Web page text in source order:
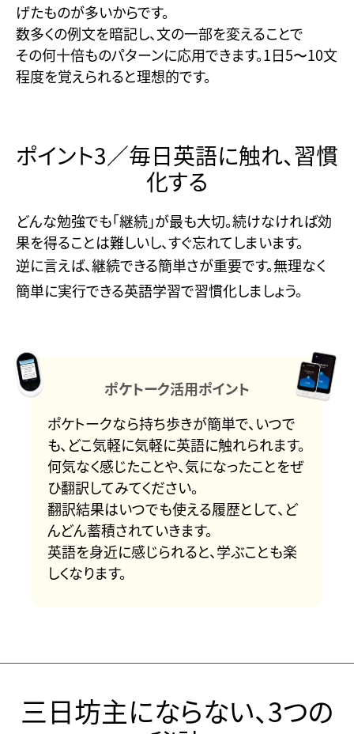
げたものが多いからです。
数多くの例文を暗記し、文の一部を変えることで
その何十倍ものパターンに応用できます。1日5〜10文
程度を覚えられると理想的です。
ポイント3／毎日英語に触れ、習慣
化する
どんな勉強でも「継続」が最も大切。続けなければ効
果を得ることは難しいし、すぐ忘れてしまいます。
逆に言えば、継続できる簡単さが重要です。無理なく
簡単に実行できる英語学習で習慣化しましょう。
ポケトーク活用ポイント
ポケトークなら持ち歩きが簡単で、いつで
も、どこ気軽に気軽に英語に触れられます。
何気なく感じたことや、気になったことをぜ
ひ翻訳してみてください。
翻訳結果はいつでも使える履歴として、ど
んどん蓄積されていきます。
英語を身近に感じられると、学ぶことも楽
しくなります。
三日坊主にならない、3つの